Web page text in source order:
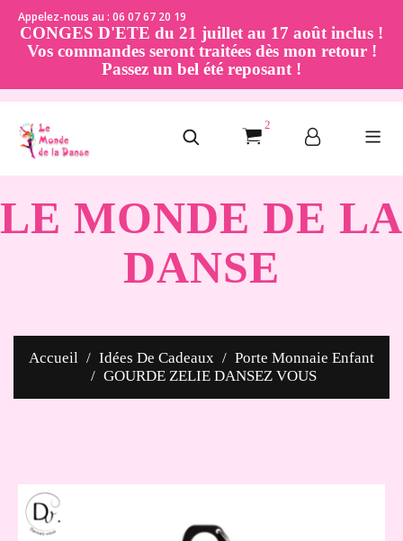
Appelez-nous au : 06 07 67 20 19
CONGES D'ETE du 21 juillet au 17 août inclus !
Vos commandes seront traitées dès mon retour !
Passez un bel été reposant !
2
LE MONDE DE LA
DANSE
Accueil Idées De Cadeaux
Porte Monnaie Enfant
GOURDE ZELIE DANSEZ VOUS